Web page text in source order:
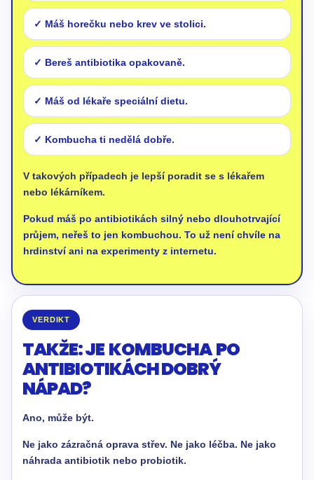
Máš horečku nebo krev ve stolici.
Bereš antibiotika opakovaně.
Máš od lékaře speciální dietu.
Kombucha ti nedělá dobře.
V takových případech je lepší poradit se s lékařem
nebo lékárníkem.
Pokud máš po antibiotikách silný nebo dlouhotrvající
průjem, neřeš to jen kombuchou. To už není chvíle na
hrdinství ani na experimenty z internetu.
VERDIKT
TAKŽE: JE KOMBUCHA PO
ANTIBIOTIKÁCH DOBRÝ
NÁPAD?
Ano, může být.
Ne jako zázračná oprava střev. Ne jako léčba. Ne jako
náhrada antibiotik nebo probiotik.